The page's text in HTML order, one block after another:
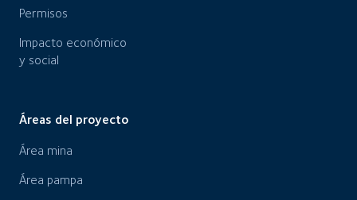
Permisos
Impacto económico
y social
Áreas del proyecto
Área mina
Área pampa